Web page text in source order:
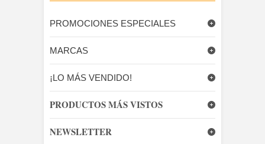
PROMOCIONES ESPECIALES
MARCAS
¡LO MÁS VENDIDO!
PRODUCTOS MÁS VISTOS
NEWSLETTER